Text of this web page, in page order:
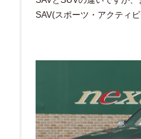
SAV(スポーツ・アクティビ